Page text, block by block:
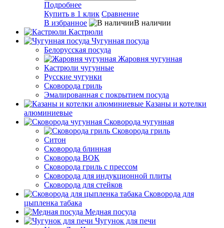
Подробнее
Купить в 1 клик Сравнение
В избранное
В наличии
Кастрюли
Чугунная посуда
Белорусская посуда
Жаровня чугунная
Кастрюли чугунные
Русские чугунки
Сковорода гриль
Эмалированная с покрытием посуда
Казаны и котелки
алюминиевые
Сковорода чугунная
Сковорода гриль
Ситон
Сковорода блинная
Сковорода ВОК
Сковорода гриль с прессом
Сковорода для индукционной плиты
Сковорода для стейков
Сковорода для
цыпленка табака
Медная посуда
Чугунок для печи